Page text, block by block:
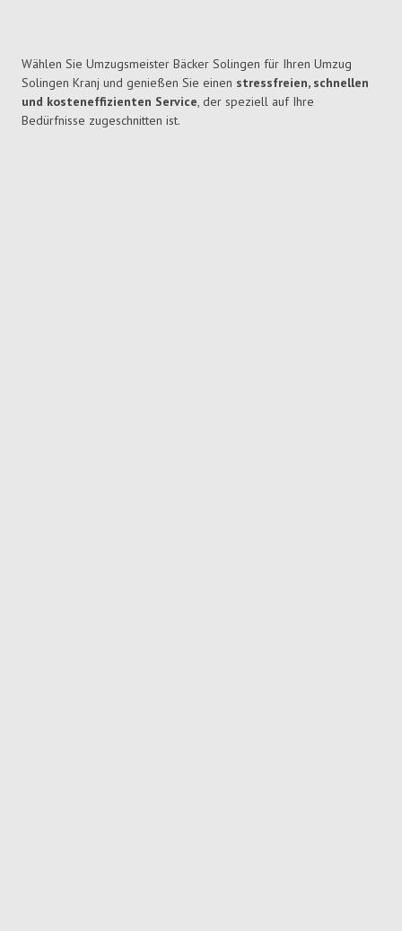
Wählen Sie Umzugsmeister Bäcker Solingen für Ihren Umzug
Solingen Kranj und genießen Sie einen stressfreien, schnellen
und kosteneffizienten Service, der speziell auf Ihre
Bedürfnisse zugeschnitten ist.